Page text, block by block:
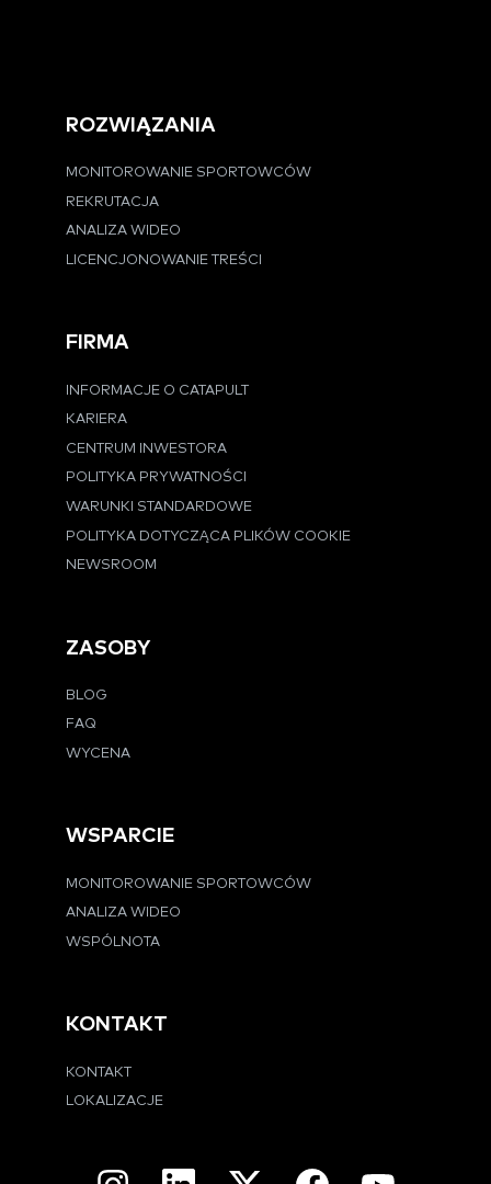
ROZWIĄZANIA
MONITOROWANIE SPORTOWCÓW
REKRUTACJA
ANALIZA WIDEO
LICENCJONOWANIE TREŚCI
FIRMA
INFORMACJE O CATAPULT
KARIERA
CENTRUM INWESTORA
POLITYKA PRYWATNOŚCI
WARUNKI STANDARDOWE
POLITYKA DOTYCZĄCA PLIKÓW COOKIE
NEWSROOM
ZASOBY
BLOG
FAQ
WYCENA
WSPARCIE
MONITOROWANIE SPORTOWCÓW
ANALIZA WIDEO
WSPÓLNOTA
KONTAKT
KONTAKT
LOKALIZACJE